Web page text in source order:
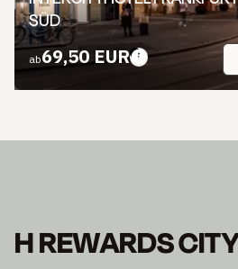
ab69,50 EUR
Bester Begleiter für eure